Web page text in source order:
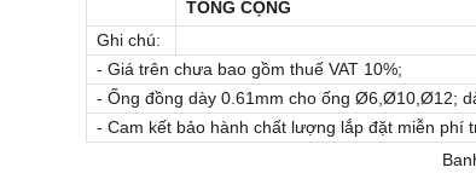
TỔNG CỘNG
Ghi chú:
- Giá trên chưa bao gồm thuế VAT 10%;
- Ống đồng dày 0.61mm cho ống Ø6,Ø10,Ø12;
- Cam kết bảo hành chất lượng lắp đặt miễn phí